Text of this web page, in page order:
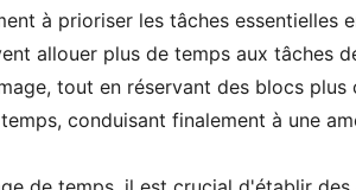
à prioriser les tâches essentielles
allouer plus de temps aux tâches
tout en réservant des blocs
conduisant finalement à une